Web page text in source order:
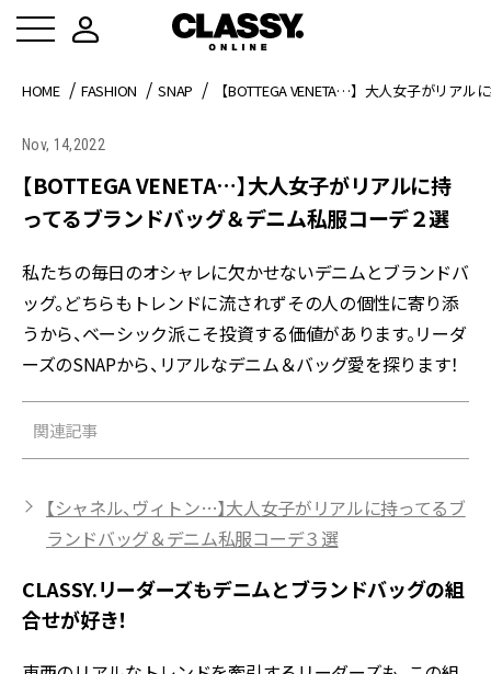
HOME FASHION SNAP 【BOTTEGA VENETA…】大人女子がリア
Nov, 14,2022
【BOTTEGA VENETA…】大人女子がリアルに持
ってるブランドバッグ＆デニム私服コーデ２選
私たちの毎日のオシャレに欠かせないデニムとブランドバ
ッグ。どちらもトレンドに流されずその人の個性に寄り添
うから、ベーシック派こそ投資する価値があります。リーダ
ーズのSNAPから、リアルなデニム＆バッグ愛を探ります！
関連記事
【シャネル、ヴィトン…】大人女子がリアルに持ってるブ
ランドバッグ＆デニム私服コーデ３選
CLASSY.リーダーズもデニムとブランドバッグの組
合せが好き！